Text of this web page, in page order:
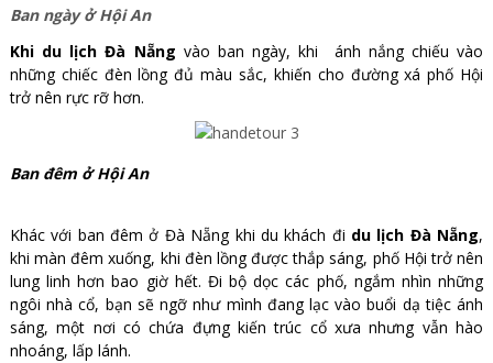
Ban ngày ở Hội An
Khi du lịch Đà Nẵng vào ban ngày, khi ánh nắng chiếu vào
những chiếc đèn lồng đủ màu sắc, khiến cho đường xá phố Hội
trở nên rực rỡ hơn.
Ban đêm ở Hội An
Khác với ban đêm ở Đà Nẵng khi du khách đi du lịch Đà Nẵng,
khi màn đêm xuống, khi đèn lồng được thắp sáng, phố Hội trở nên
lung linh hơn bao giờ hết. Đi bộ dọc các phố, ngắm nhìn những
ngôi nhà cổ, bạn sẽ ngỡ như mình đang lạc vào buổi dạ tiệc ánh
sáng, một nơi có chứa đựng kiến trúc cổ xưa nhưng vẫn hào
nhoáng, lấp lánh.